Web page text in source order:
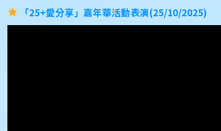
「25+愛分享」嘉年華活動表演(25/10/2025)